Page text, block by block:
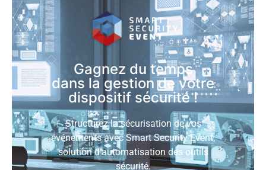
Gagnez du temps
dans la gestion de votre
dispositif sécurité !
Structurez la sécurisation de vos
événements avec Smart Security Event,
solution d’automatisation des outils
sécurité.